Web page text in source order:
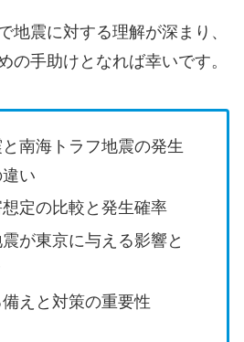
地震に対する理解が深まり、
の手助けとなれば幸いです。
南海トラフ地震の発生
い
定の比較と発生確率
が東京に与える影響と
えと対策の重要性